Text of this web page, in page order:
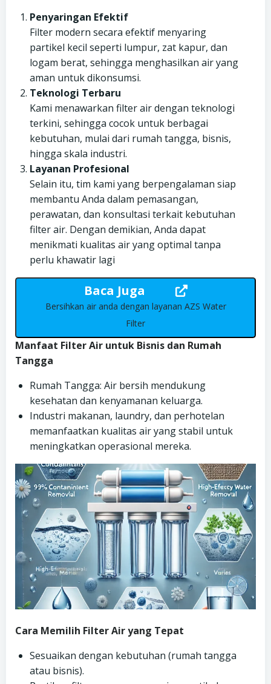
Penyaringan Efektif
Filter modern secara efektif menyaring
partikel kecil seperti lumpur, zat kapur, dan
logam berat, sehingga menghasilkan air yang
aman untuk dikonsumsi.
Teknologi Terbaru
Kami menawarkan filter air dengan teknologi
terkini, sehingga cocok untuk berbagai
kebutuhan, mulai dari rumah tangga, bisnis,
hingga skala industri.
Layanan Profesional
Selain itu, tim kami yang berpengalaman siap
membantu Anda dalam pemasangan,
perawatan, dan konsultasi terkait kebutuhan
filter air. Dengan demikian, Anda dapat
menikmati kualitas air yang optimal tanpa
perlu khawatir lagi
Baca Juga
Bersihkan air anda dengan layanan AZS Water
Filter
Manfaat Filter Air untuk Bisnis dan Rumah
Tangga
Rumah Tangga: Air bersih mendukung
kesehatan dan kenyamanan keluarga.
Industri makanan, laundry, dan perhotelan
memanfaatkan kualitas air yang stabil untuk
meningkatkan operasional mereka.
Cara Memilih Filter Air yang Tepat
Sesuaikan dengan kebutuhan (rumah tangga
atau bisnis).